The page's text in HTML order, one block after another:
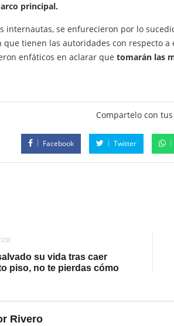
principal.
internautas, se enfurecieron por lo
que tienen las autoridades con respecto a
enfáticos en aclarar que tomarán las
Compartelo con tus
Facebook Twitter
su vida tras caer
piso, no te pierdas cómo
Rivero